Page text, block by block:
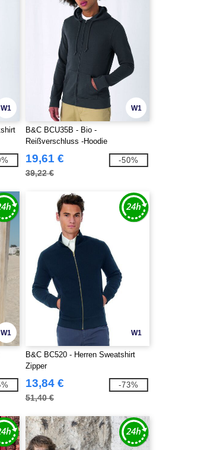
W1 W1
B&C BCU35B - Bio -
Reißverschluss -Hoodie
19,61 €
39,22 €
-50%
W1 W1
B&C BC520 - Herren Sweatshirt
Zipper
13,84 €
51,40 €
-73%